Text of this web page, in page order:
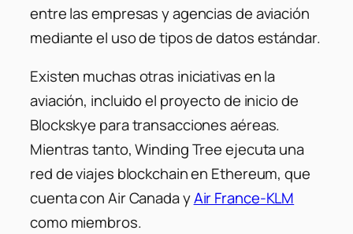
entre las empresas y agencias de aviación
mediante el uso de tipos de datos estándar.
Existen muchas otras iniciativas en la
aviación, incluido el proyecto de inicio de
Blockskye para transacciones aéreas.
Mientras tanto, Winding Tree ejecuta una
red de viajes blockchain en Ethereum, que
cuenta con Air Canada yAir France-KLM
como miembros.